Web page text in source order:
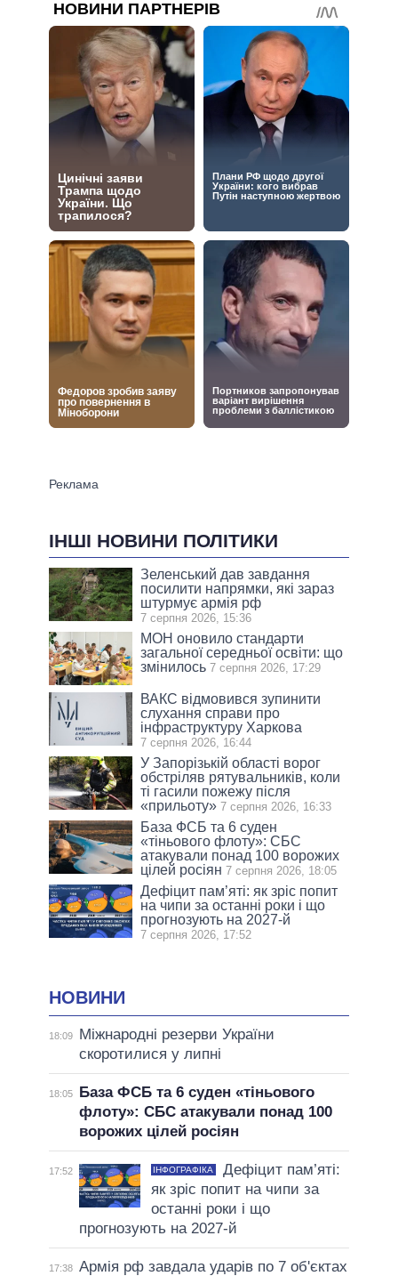
ІНШІ НОВИНИ ПОЛІТИКИ
Зеленський дав завдання
посилити напрямки, які зараз
штурмує армія рф
7 серпня 2026, 15:36
МОН оновило стандарти
загальної середньої освіти: що
змінилось 7 серпня 2026, 17:29
ВАКС відмовився зупинити
слухання справи про
інфраструктуру Харкова
7 серпня 2026, 16:44
У Запорізькій області ворог
обстріляв рятувальників, коли
ті гасили пожежу після
«прильоту» 7 серпня 2026, 16:33
База ФСБ та 6 суден
«тіньового флоту»: СБС
атакували понад 100 ворожих
цілей росіян 7 серпня 2026, 18:05
Дефіцит пам’яті: як зріс попит
на чипи за останні роки і що
прогнозують на 2027-й
7 серпня 2026, 17:52
НОВИНИ
18:09
Міжнародні резерви України
скоротилися у липні
18:05
База ФСБ та 6 суден «тіньового
флоту»: СБС атакували понад 100
ворожих цілей росіян
17:52 ІНФОГРАФІКА
Дефіцит пам’яті:
як зріс попит на чипи за
останні роки і що
прогнозують на 2027-й
17:38 Армія рф завдала ударів по 7 об'єктах